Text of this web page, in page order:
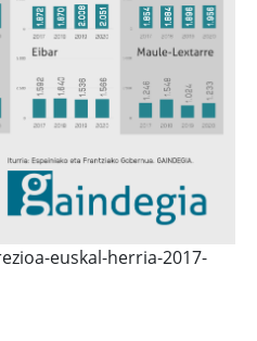
euskal-herria-2017-